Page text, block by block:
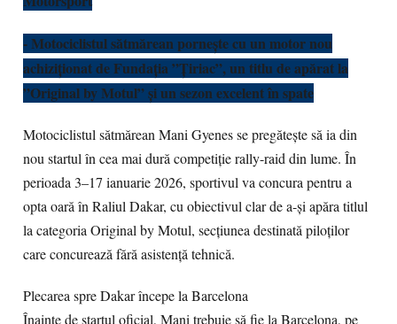
- Motociclistul sătmărean pornește cu un motor nou
achiziționat de Fundația ”Țiriac”,un titlu de apărat la
”Original by Motul” și un sezon excelent în spate
Motociclistul sătmărean Mani Gyenes se pregătește să ia din
nou startul în cea mai dură competiție rally-raid din lume. În
perioada 3–17 ianuarie 2026, sportivul va concura pentru a
opta oară în Raliul Dakar, cu obiectivul clar de a-și apăra titlul
la categoria Original by Motul, secțiunea destinată piloților
care concurează fără asistență tehnică.
Plecarea spre Dakar începe la Barcelona
Înainte de startul oficial, Mani trebuie să fie la Barcelona, pe